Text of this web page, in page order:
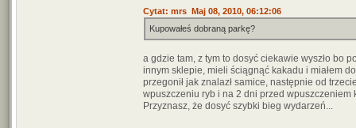
Cytat: mrs Maj 08, 2010, 06:12:06
Kupowałeś dobraną parkę?
a gdzie tam, z tym to dosyć ciekawie wyszło bo
innym sklepie, mieli ściągnąć kakadu i miałem
przegonił jak znalazł samice, następnie od
wpuszczeniu ryb i na 2 dni przed wpuszczeniem
Przyznasz, że dosyć szybki bieg wydarzeń...